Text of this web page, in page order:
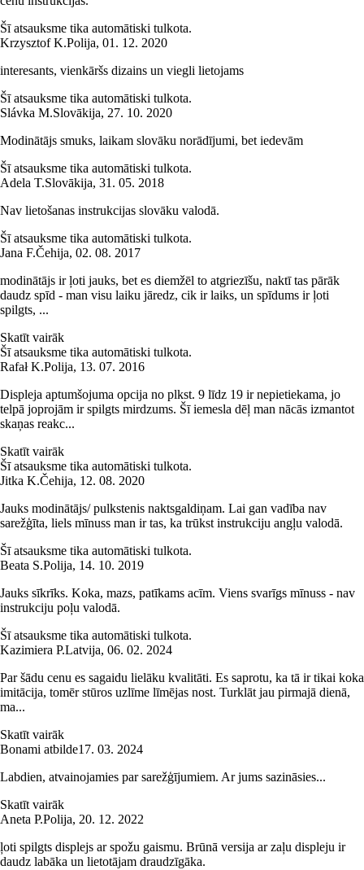
Šī atsauksme tika automātiski tulkota.
Krzysztof K.Polija, 01. 12. 2020
interesants, vienkāršs dizains un viegli lietojams
Šī atsauksme tika automātiski tulkota.
Slávka M.Slovākija, 27. 10. 2020
Modinātājs smuks, laikam slovāku norādījumi, bet iedevām
Šī atsauksme tika automātiski tulkota.
Adela T.Slovākija, 31. 05. 2018
Nav lietošanas instrukcijas slovāku valodā.
Šī atsauksme tika automātiski tulkota.
Jana F.Čehija, 02. 08. 2017
modinātājs ir ļoti jauks, bet es diemžēl to atgriezīšu, naktī tas pārāk
daudz spīd - man visu laiku jāredz, cik ir laiks, un spīdums ir ļoti
spilgts, ...
Skatīt vairāk
Šī atsauksme tika automātiski tulkota.
Rafał K.Polija, 13. 07. 2016
Displeja aptumšojuma opcija no plkst. 9 līdz 19 ir nepietiekama, jo
telpā joprojām ir spilgts mirdzums. Šī iemesla dēļ man nācās izmantot
skaņas reakc...
Skatīt vairāk
Šī atsauksme tika automātiski tulkota.
Jitka K.Čehija, 12. 08. 2020
Jauks modinātājs/ pulkstenis naktsgaldiņam. Lai gan vadība nav
sarežģīta, liels mīnuss man ir tas, ka trūkst instrukciju angļu valodā.
Šī atsauksme tika automātiski tulkota.
Beata S.Polija, 14. 10. 2019
Jauks sīkrīks. Koka, mazs, patīkams acīm. Viens svarīgs mīnuss - nav
instrukciju poļu valodā.
Šī atsauksme tika automātiski tulkota.
Kazimiera P.Latvija, 06. 02. 2024
Par šādu cenu es sagaidu lielāku kvalitāti. Es saprotu, ka tā ir tikai koka
imitācija, tomēr stūros uzlīme līmējas nost. Turklāt jau pirmajā dienā,
ma...
Skatīt vairāk
Bonami atbilde17. 03. 2024
Labdien, atvainojamies par sarežģījumiem. Ar jums sazināsies...
Skatīt vairāk
Aneta P.Polija, 20. 12. 2022
ļoti spilgts displejs ar spožu gaismu. Brūnā versija ar zaļu displeju ir
daudz labāka un lietotājam draudzīgāka.